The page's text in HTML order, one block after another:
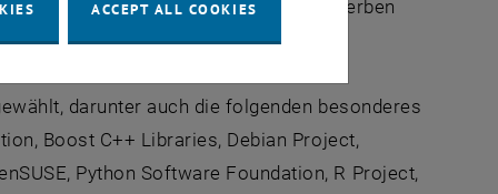
Welt bis 3. Mai um ein Mitwirken bewerben
darunter auch die folgenden besonderes
Boost C++ Libraries, Debian Project,
Python Software Foundation, R Project,
ACCEPT ALL COOKIES